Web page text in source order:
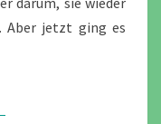
Aber jetzt ging es